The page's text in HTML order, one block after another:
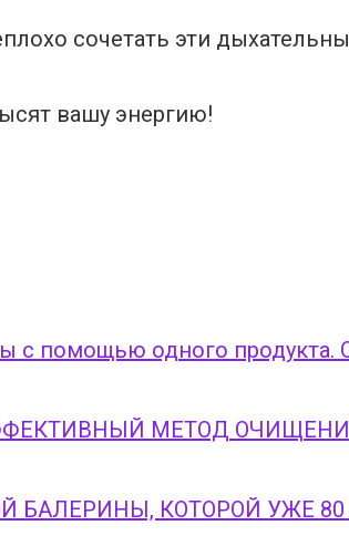
сочетать эти
с помощью одного
МЕТОД
БАЛЕРИНЫ, КОТОРОЙ УЖЕ